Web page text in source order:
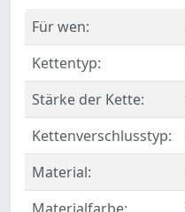
Für wen:
Kettentyp:
Stärke der Kette:
Kettenverschlusstyp:
Material:
Materialfarbe: